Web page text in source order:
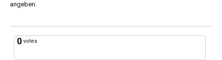
angeben.
0 votes